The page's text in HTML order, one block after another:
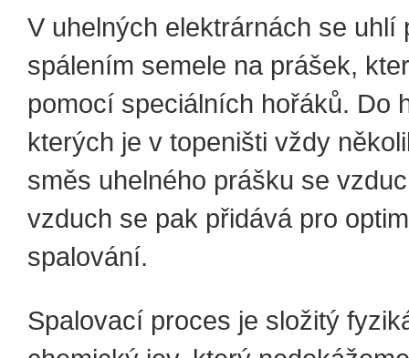
V uhelných elektrárnách se uhlí
spálením semele na prášek,
pomocí speciálních hořáků. Do
kterých je v topeništi vždy
směs uhelného prášku se
vzduch se pak přidává pro
spalování.
Spalovací proces je složitý